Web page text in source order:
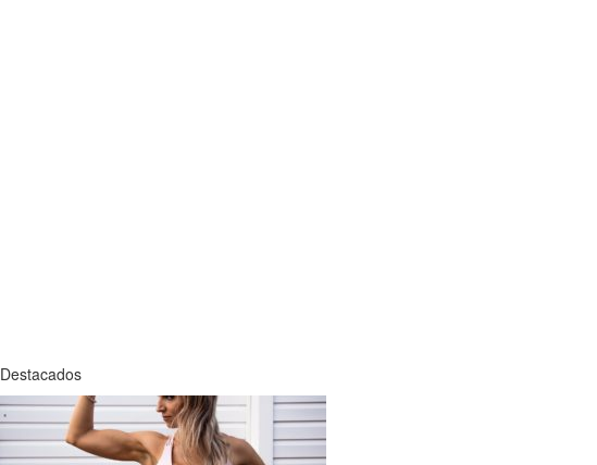
Destacados